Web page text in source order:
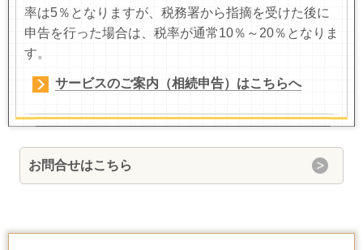
率は5％となりますが、税務署から指摘を受けた後に
申告を行った場合は、税率が通常10％～20％となりま
す。
サービスのご案内（相続申告）はこちらへ
お問合せはこちら